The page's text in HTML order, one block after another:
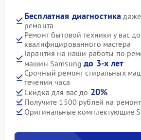
Бесплатная диагностика
ремонта
Ремонт бытовой техники у вас
квалифицированного мастера
Гарантия на наши работы по
машин Samsungдо 3-х лет
Срочный ремонт стиральных
течении часа
Скидка для вас до 20%
Получите 1500 рублей на ремонт
Оригинальные комплектующие